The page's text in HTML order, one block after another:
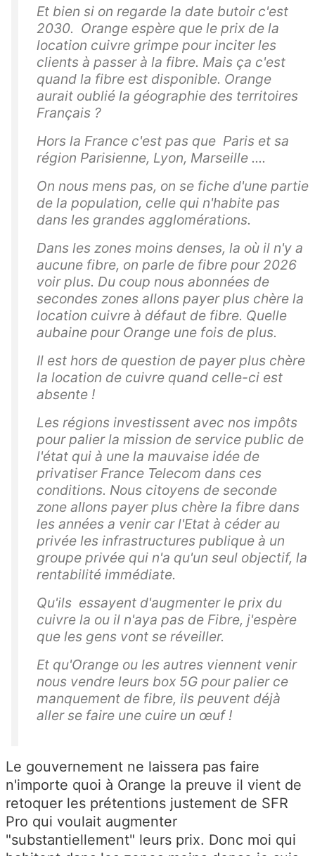
Et bien si on regarde la date butoir c'est
2030. Orange espère que le prix de la
location cuivre grimpe pour inciter les
clients à passer à la fibre. Mais ça c'est
quand la fibre est disponible. Orange
aurait oublié la géographie des territoires
Français ?
Hors la France c'est pas que Paris et sa
région Parisienne, Lyon, Marseille ....
On nous mens pas, on se fiche d'une partie
de la population, celle qui n'habite pas
dans les grandes agglomérations.
Dans les zones moins denses, la où il n'y a
aucune fibre, on parle de fibre pour 2026
voir plus. Du coup nous abonnées de
secondes zones allons payer plus chère la
location cuivre à défaut de fibre. Quelle
aubaine pour Orange une fois de plus.
Il est hors de question de payer plus chère
la location de cuivre quand celle-ci est
absente !
Les régions investissent avec nos impôts
pour palier la mission de service public de
l'état qui à une la mauvaise idée de
privatiser France Telecom dans ces
conditions. Nous citoyens de seconde
zone allons payer plus chère la fibre dans
les années a venir car l'Etat à céder au
privée les infrastructures publique à un
groupe privée qui n'a qu'un seul objectif, la
rentabilité immédiate.
Qu'ils essayent d'augmenter le prix du
cuivre la ou il n'aya pas de Fibre, j'espère
que les gens vont se réveiller.
Et qu'Orange ou les autres viennent venir
nous vendre leurs box 5G pour palier ce
manquement de fibre, ils peuvent déjà
aller se faire une cuire un œuf !
Le gouvernement ne laissera pas faire
n'importe quoi à Orange la preuve il vient de
retoquer les prétentions justement de SFR
Pro qui voulait augmenter
"substantiellement" leurs prix. Donc moi qui